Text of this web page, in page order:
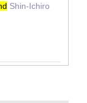
Shin-Ichiro